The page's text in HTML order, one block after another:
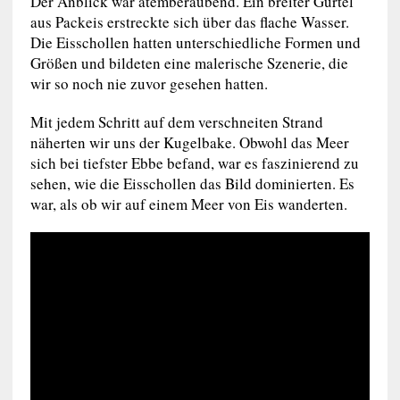
aus Packeis erstreckte sich über das flache Wasser.
Die Eisschollen hatten unterschiedliche Formen und
Größen und bildeten eine malerische Szenerie, die
wir so noch nie zuvor gesehen hatten.
Mit jedem Schritt auf dem verschneiten Strand
näherten wir uns der Kugelbake. Obwohl das Meer
sich bei tiefster Ebbe befand, war es faszinierend zu
sehen, wie die Eisschollen das Bild dominierten. Es
war, als ob wir auf einem Meer von Eis wanderten.